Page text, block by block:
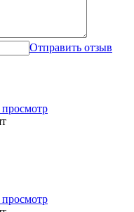
Отправить отзыв